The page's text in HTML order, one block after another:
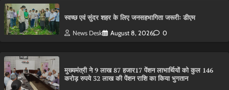
स्वच्छ एवं सुंदर शहर के लिए जनसहभागिता जरूरीः डीएम
News Desk August 8, 2026 0
मुख्यमंत्री ने 9 लाख 87 हजार17 पेंशन लाभार्थियों को कुल 146
करोड़ रुपये 32 लाख की पेंशन राशि का किया भुगतान